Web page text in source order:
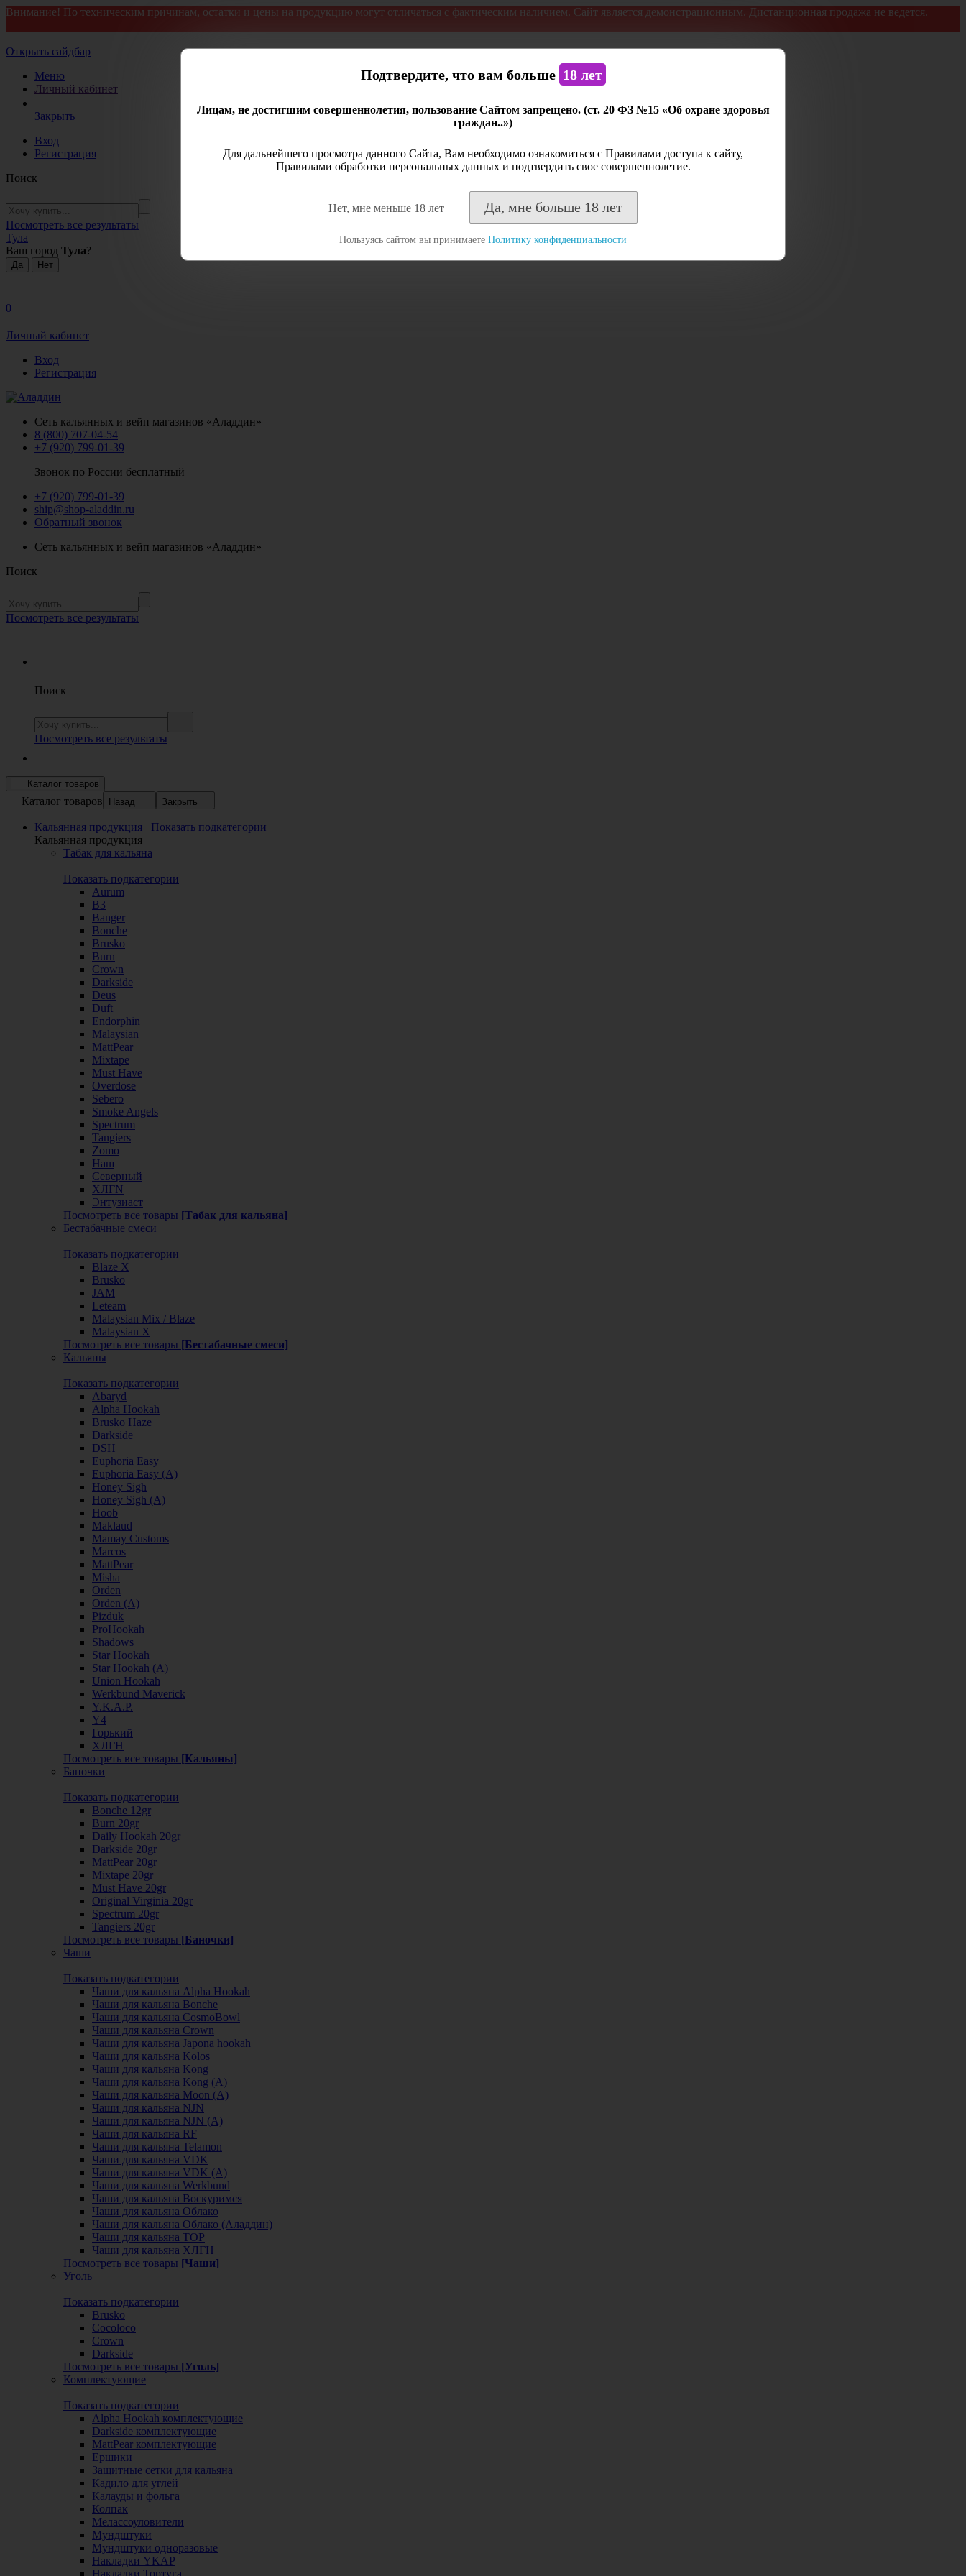
Внимание! По техническим причинам, остатки и цены на продукцию могут отличаться с фактическим наличием. Сайт является демонстрационным. Дистанционная продажа не ведется.
Открыть сайдбар
Меню
Личный кабинет
Закрыть
Вход
Регистрация
Поиск
Посмотреть все результаты
Тула
Ваш город Тула?
0
Личный кабинет
Вход
Регистрация
Сеть кальянных и вейп магазинов «Аладдин»
8 (800) 707-04-54
+7 (920) 799-01-39
Звонок по России бесплатный
+7 (920) 799-01-39
ship@shop-aladdin.ru
Обратный звонок
Сеть кальянных и вейп магазинов «Аладдин»
Поиск
Посмотреть все результаты
Поиск
Посмотреть все результаты
Каталог товаров
Каталог товаров Назад Закрыть
Кальянная продукция
Показать подкатегории
Кальянная продукция
Табак для кальяна
Показать подкатегории
Aurum
B3
Banger
Bonche
Brusko
Burn
Crown
Darkside
Deus
Duft
Endorphin
Malaysian
MattPear
Mixtape
Must Have
Overdose
Sebero
Smoke Angels
Spectrum
Tangiers
Zomo
Наш
Северный
ХЛГN
Энтузиаст
Посмотреть все товары [Табак для кальяна]
Бестабачные смеси
Показать подкатегории
Blaze X
Brusko
JAM
Leteam
Malaysian Mix / Blaze
Malaysian X
Посмотреть все товары [Бестабачные смеси]
Кальяны
Показать подкатегории
Abaryd
Alpha Hookah
Brusko Haze
Darkside
DSH
Euphoria Easy
Euphoria Easy (А)
Honey Sigh
Honey Sigh (А)
Hoob
Maklaud
Mamay Customs
Marcos
MattPear
Misha
Orden
Orden (А)
Pizduk
ProHookah
Shadows
Star Hookah
Star Hookah (А)
Union Hookah
Werkbund Maverick
Y.K.A.P.
Y4
Горький
ХЛГН
Посмотреть все товары [Кальяны]
Баночки
Показать подкатегории
Bonche 12gr
Burn 20gr
Daily Hookah 20gr
Darkside 20gr
MattPear 20gr
Mixtape 20gr
Must Have 20gr
Original Virginia 20gr
Spectrum 20gr
Tangiers 20gr
Посмотреть все товары [Баночки]
Чаши
Показать подкатегории
Чаши для кальяна Alpha Hookah
Чаши для кальяна Bonche
Чаши для кальяна CosmoBowl
Чаши для кальяна Crown
Чаши для кальяна Japona hookah
Чаши для кальяна Kolos
Чаши для кальяна Kong
Чаши для кальяна Kong (A)
Чаши для кальяна Moon (А)
Чаши для кальяна NJN
Чаши для кальяна NJN (А)
Чаши для кальяна RF
Чаши для кальяна Telamon
Чаши для кальяна VDK
Чаши для кальяна VDK (А)
Чаши для кальяна Werkbund
Чаши для кальяна Воскуримся
Чаши для кальяна Облако
Чаши для кальяна Облако (Аладдин)
Чаши для кальяна ТОР
Чаши для кальяна ХЛГН
Посмотреть все товары [Чаши]
Уголь
Показать подкатегории
Brusko
Cocoloco
Crown
Darkside
Посмотреть все товары [Уголь]
Комплектующие
Показать подкатегории
Alpha Hookah комплектующие
Darkside комплектующие
MattPear комплектующие
Ершики
Защитные сетки для кальяна
Кадило для углей
Калауды и фольга
Колпак
Мелассоуловители
Мундштуки
Мундштуки одноразовые
Накладки YKAP
Накладки Тортуга
Подтвердите, что вам больше 18 лет
Лицам, не достигшим совершеннолетия, пользование Сайтом запрещено. (ст. 20 ФЗ №15 «Об охране здоровья
граждан..»)
Для дальнейшего просмотра данного Сайта, Вам необходимо ознакомиться с Правилами доступа к сайту,
Правилами обработки персональных данных и подтвердить свое совершеннолетие.
Нет, мне меньше 18 лет Да, мне больше 18 лет
Пользуясь сайтом вы принимаете Политику конфиденциальности